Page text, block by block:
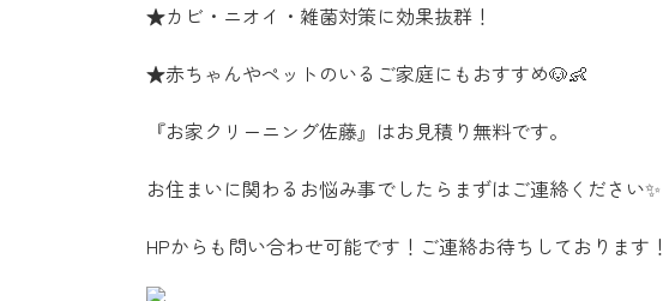
★カビ・ニオイ・雑菌対策に効果抜群！
★赤ちゃんやペットのいるご家庭にもおすすめ🐶👶
『お家クリーニング佐藤』はお見積り無料です。
お住まいに関わるお悩み事でしたらまずはご連絡ください✨
HPからも問い合わせ可能です！ご連絡お待ちしております！